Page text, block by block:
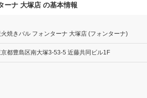
ーナ 大塚店 の基本情報
火焼きバル フォンターナ 大塚店 (フォンターナ)
都豊島区南大塚3-53-5 近藤共同ビル1F